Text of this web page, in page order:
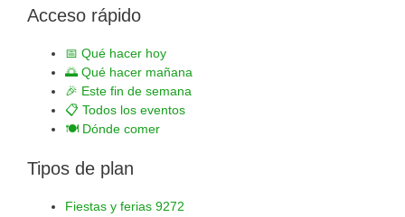
Acceso rápido
📅 Qué hacer hoy
🌅 Qué hacer mañana
🎉 Este fin de semana
📋 Todos los eventos
🍽️ Dónde comer
Tipos de plan
Fiestas y ferias 9272